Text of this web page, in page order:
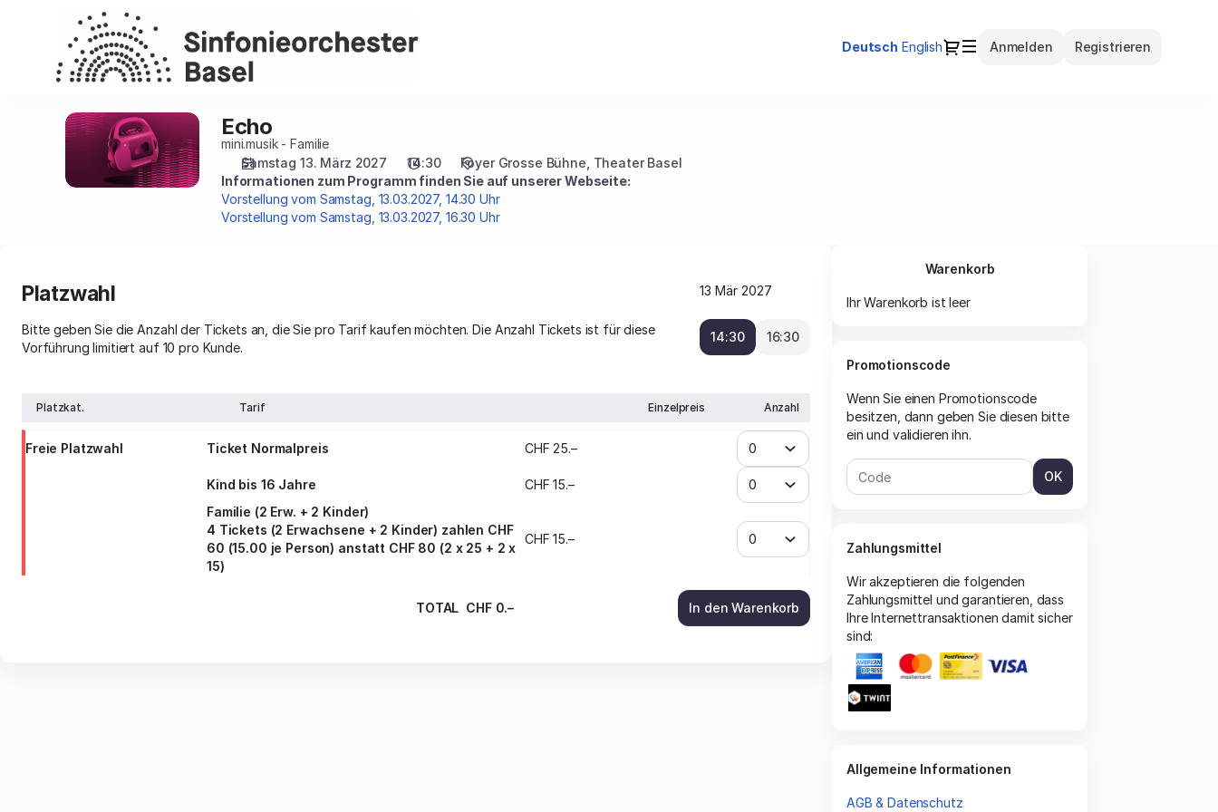
Aktuelle
Deutsch English Dialog
Anmelden Registrieren
Echo Echo
mini.musik - Familie
Samstag 13. März 2027
14:30 Foyer Grosse Bühne Theater Basel
Informationen zum Programm finden Sie auf unserer Webseite:
Vorstellung vom Samstag, 13.03.2027, 14.30 Uhr
Vorstellung vom Samstag, 13.03.2027, 16.30 Uhr
Platzwahl
Bitte geben Sie die Anzahl der Tickets an, die Sie pro Tarif kaufen möchten. Die Anzahl Tickets ist für diese
Vorführung limitiert auf 10 pro Kunde.
13 Mär 2027
14:30 16:30
Platzkat. Tarif Anzahl
Einzelpreis
Freie Platzwahl Ticket Normalpreis CHF 25.–
Kind bis 16 Jahre CHF 15.–
Familie (2 Erw. + 2 Kinder)
4 Tickets (2 Erwachsene + 2 Kinder) zahlen CHF
60 (15.00 je Person) anstatt CHF 80 (2 x 25 + 2 x
15)
CHF 15.–
TOTAL CHF 0.– In den Warenkorb
Warenkorb
Ihr Warenkorb ist leer
Promotionscode
Wenn Sie einen Promotionscode
besitzen, dann geben Sie diesen bitte
ein und validieren ihn.
OK
Zahlungsmittel
Wir akzeptieren die folgenden
Zahlungsmittel und garantieren, dass
Ihre Internettransaktionen damit sicher
sind:
Allgemeine Informationen
AGB & Datenschutz